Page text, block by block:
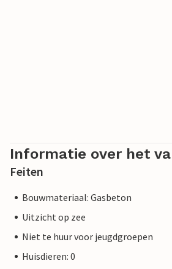
Informatie over het
Feiten
Bouwmateriaal: Gasbeton
Uitzicht op zee
Niet te huur voor jeugdgroepen
Huisdieren: 0